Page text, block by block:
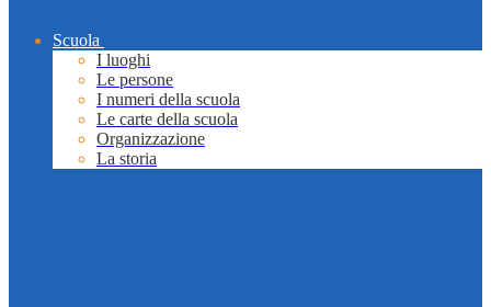
Scuola
I luoghi
Le persone
I numeri della scuola
Le carte della scuola
Organizzazione
La storia